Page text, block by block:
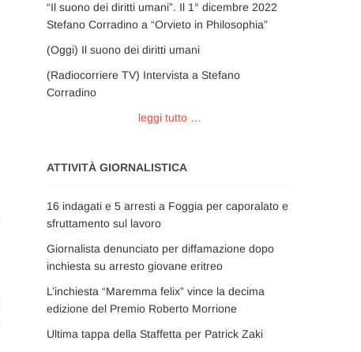
“Il suono dei diritti umani”. Il 1° dicembre 2022
Stefano Corradino a “Orvieto in Philosophia”
(Oggi) Il suono dei diritti umani
(Radiocorriere TV) Intervista a Stefano
Corradino
leggi tutto …
ATTIVITÀ GIORNALISTICA
16 indagati e 5 arresti a Foggia per caporalato e
sfruttamento sul lavoro
Giornalista denunciato per diffamazione dopo
inchiesta su arresto giovane eritreo
L’inchiesta “Maremma felix” vince la decima
edizione del Premio Roberto Morrione
Ultima tappa della Staffetta per Patrick Zaki